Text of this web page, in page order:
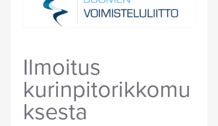
Ilmoitus
kurinpitorikkomu
ksesta